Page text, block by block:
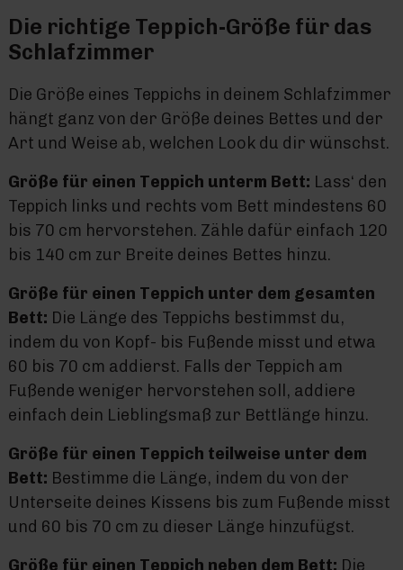
Die richtige Teppich-Größe für das
Schlafzimmer
Die Größe eines Teppichs in deinem Schlafzimmer
hängt ganz von der Größe deines Bettes und der
Art und Weise ab, welchen Look du dir wünschst.
Größe für einen Teppich unterm Bett: Lass‘ den
Teppich links und rechts vom Bett mindestens 60
bis 70 cm hervorstehen. Zähle dafür einfach 120
bis 140 cm zur Breite deines Bettes hinzu.
Größe für einen Teppich unter dem gesamten
Bett: Die Länge des Teppichs bestimmst du,
indem du von Kopf- bis Fußende misst und etwa
60 bis 70 cm addierst. Falls der Teppich am
Fußende weniger hervorstehen soll, addiere
einfach dein Lieblingsmaß zur Bettlänge hinzu.
Größe für einen Teppich teilweise unter dem
Bett: Bestimme die Länge, indem du von der
Unterseite deines Kissens bis zum Fußende misst
und 60 bis 70 cm zu dieser Länge hinzufügst.
Größe für einen Teppich neben dem Bett: Die